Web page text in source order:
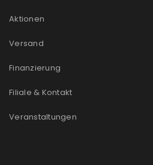
Aktionen
Versand
Finanzierung
Filiale & Kontakt
Veranstaltungen